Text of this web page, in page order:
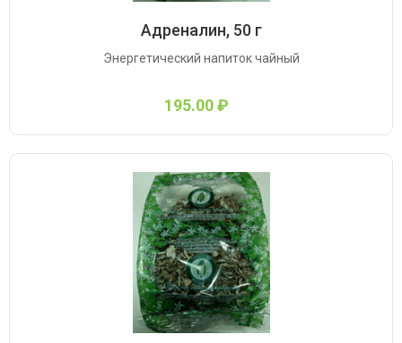
Адреналин, 50 г
Энергетический напиток чайный
195.00 ₽